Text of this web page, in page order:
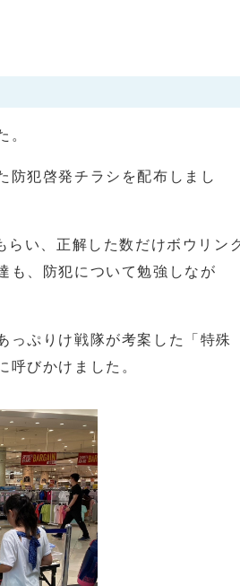
。
犯啓発チラシを配布しまし
い、正解した数だけボウリン
も、防犯について勉強しなが
ぷりけ戦隊が考案した「特殊
びかけました。